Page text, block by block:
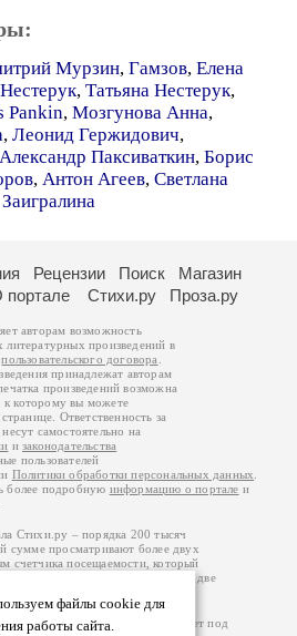
Мурзин, Гамзов, Елена
, Татьяна Нестерук,
Pankin, Мозгунова Анна,
, Леонид Гержидович,
Александр Паксиваткин, Борис
, Антон Агеев, Светлана
файлы cookie для
работы сайта.
Рецензии Поиск
Магазин
портале Стихи.ру Проза.ру
авторам возможность
произведений в
пользовательского договора
принадлежат авторам
произведений возможна
к которому вы можете
Ответственность за
самостоятельно на
изаконодательства
пользователей
Политики обработки персональных данных
более подробную информацию о портале и
Стихи.ру – порядка 200 тысяч
сумме просматривают более двух
счетчика посещаемости, который
В каждой графе указано по две
и количество посетителей.
2000-2026. Портал работает под